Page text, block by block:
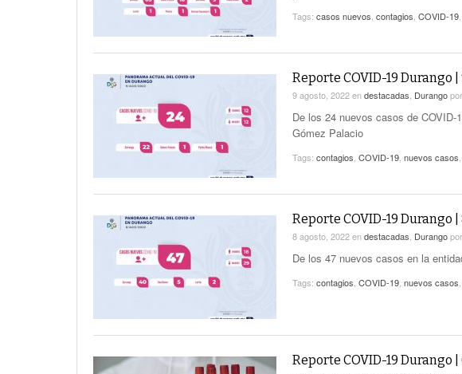
Tags: casos nuevos contagios COVID-19
Reporte COVID-19 Durango
9 agosto, 2022endestacadas Durangopor
De los 24 nuevos casos de
Gómez Palacio
Tags: contagios COVID-19 nuevos casos
Reporte COVID-19 Durango
8 agosto, 2022endestacadas Durangopor
De los 47 nuevos casos en la
Tags: contagios COVID-19 nuevos casos
Reporte COVID-19 Durango